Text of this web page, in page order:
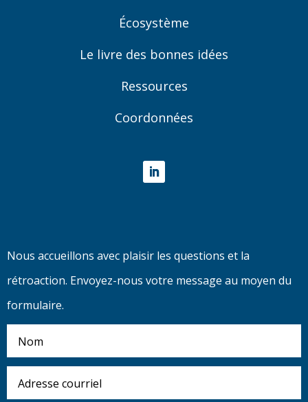
Écosystème
Le livre des bonnes idées
Ressources
Coordonnées
Nous accueillons avec plaisir les questions et la
rétroaction. Envoyez-nous votre message au moyen du
formulaire.
courriel